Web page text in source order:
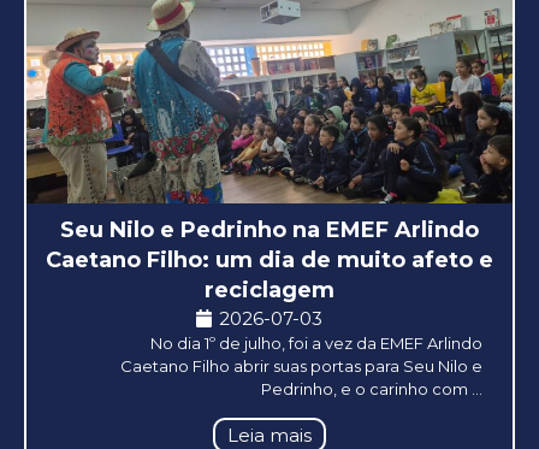
Seu Nilo e Pedrinho na EMEF Arlindo
Caetano Filho: um dia de muito afeto e
reciclagem
2026-07-03
No dia 1º de julho, foi a vez da EMEF Arlindo
Caetano Filho abrir suas portas para Seu Nilo e
Pedrinho, e o carinho com ...
Leia mais